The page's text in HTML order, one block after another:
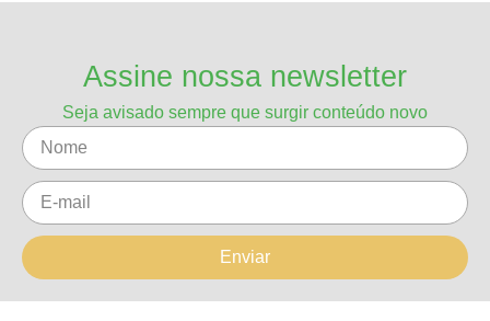
Assine nossa newsletter
Seja avisado sempre que surgir conteúdo novo
Enviar